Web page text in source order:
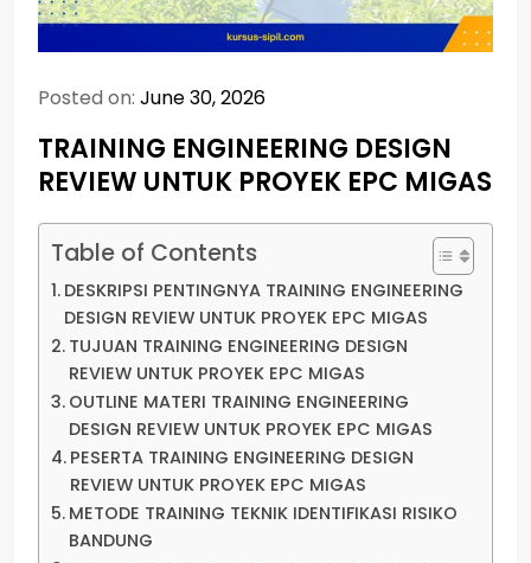
Posted on: June 30, 2026
TRAINING ENGINEERING DESIGN
REVIEW UNTUK PROYEK EPC MIGAS
Table of Contents
DESKRIPSI PENTINGNYA TRAINING ENGINEERING
DESIGN REVIEW UNTUK PROYEK EPC MIGAS
TUJUAN TRAINING ENGINEERING DESIGN
REVIEW UNTUK PROYEK EPC MIGAS
OUTLINE MATERI TRAINING ENGINEERING
DESIGN REVIEW UNTUK PROYEK EPC MIGAS
PESERTA TRAINING ENGINEERING DESIGN
REVIEW UNTUK PROYEK EPC MIGAS
METODE TRAINING TEKNIK IDENTIFIKASI RISIKO
BANDUNG